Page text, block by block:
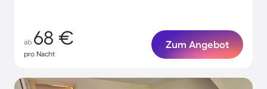
ab 68 €
pro Nacht
Zum Angebot